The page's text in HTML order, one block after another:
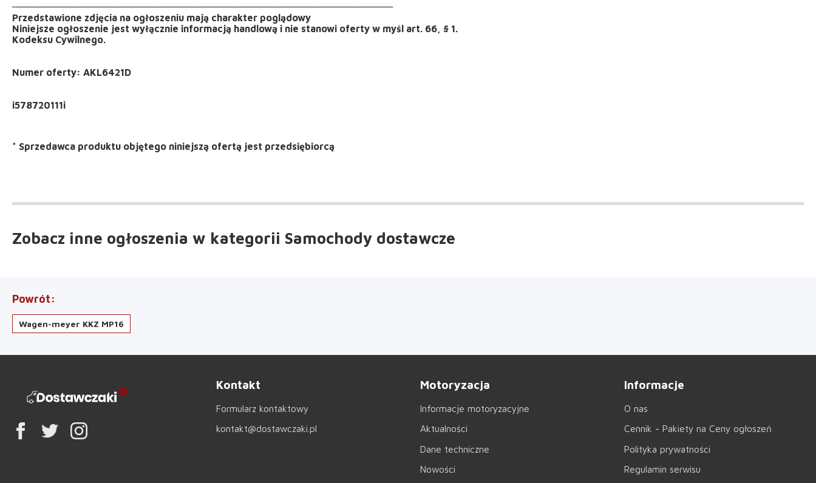
─────────────────────────────────────────────────────────
Przedstawione zdjęcia na ogłoszeniu mają charakter poglądowy
Niniejsze ogłoszenie jest wyłącznie informacją handlową i nie stanowi oferty w myśl art. 66, § 1.
Kodeksu Cywilnego.
Numer oferty: AKL6421D
* Sprzedawca produktu objętego niniejszą ofertą jest przedsiębiorcą
Zobacz inne ogłoszenia w kategorii Samochody dostawcze
Powrót
Wagen-meyer KKZ MP16
Kontakt
Formularz kontaktowy
kontakt@dostawczaki.pl
Motoryzacja
Informacje motoryzacyjne
Aktualności
Dane techniczne
Nowości
Informacje
O nas
Cennik - Pakiety na Ceny ogłoszeń
Polityka prywatności
Regulamin serwisu